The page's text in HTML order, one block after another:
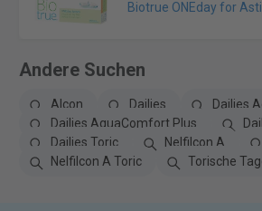
Biotrue ONEday for
Andere Suchen
Alcon Dailies
Dailies
Dailies AquaComfort Plus
Dailies Toric
Nelfilcon A
Nelfilcon A Toric
Torische